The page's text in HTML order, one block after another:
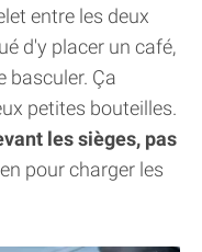
entre les deux
d'y placer un café,
basculer. Ça
petites bouteilles.
les sièges, pas
pour charger les